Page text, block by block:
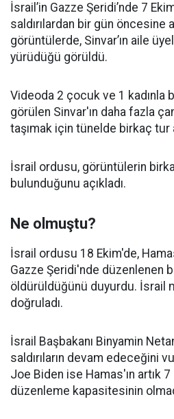
İsrail’in Gazze Şeridi’nde 7
saldırılardan bir gün öncesine
görüntülerde, Sinvar’ın aile
yürüdüğü görüldü.
Videoda 2 çocuk ve 1 kadınla
görülen Sinvar'ın daha fazla
taşımak için tünelde birkaç tur
İsrail ordusu, görüntülerin
bulunduğunu açıkladı.
Ne olmuştu?
İsrail ordusu 18 Ekim'de,
Gazze Şeridi'nde düzenlenen
öldürüldüğünü duyurdu. İsrail
doğruladı.
İsrail Başbakanı Binyamin
saldırıların devam edeceğini
Joe Biden ise Hamas'ın artık 7
düzenleme kapasitesinin